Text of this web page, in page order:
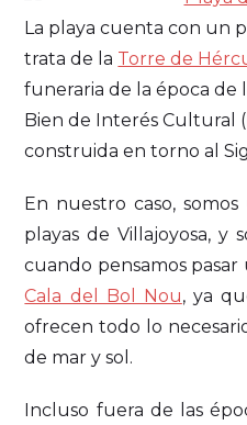
La playa cuenta con un
trata de la Torre de
funeraria de la época de
Bien de Interés Cultural
construida en torno al
En nuestro caso,
playas de Villajoyosa, y
cuando pensamos
Cala del Bol Nou, ya
ofrecen todo lo
de mar y sol.
Incluso fuera de las